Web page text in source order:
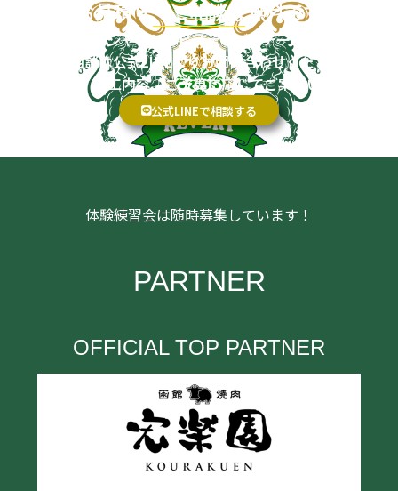
お見積り・ご相談は無料です
ユニフォーム、ジャージ、ピステなど、チームウェアに関す
るご相談は公式LINEよりお問い合わせください。
納期、枚数、加工内容、ご予算に応じてご案内いたします。
公式LINEで相談する
体験練習会は随時募集しています！
PARTNER
OFFICIAL TOP PARTNER